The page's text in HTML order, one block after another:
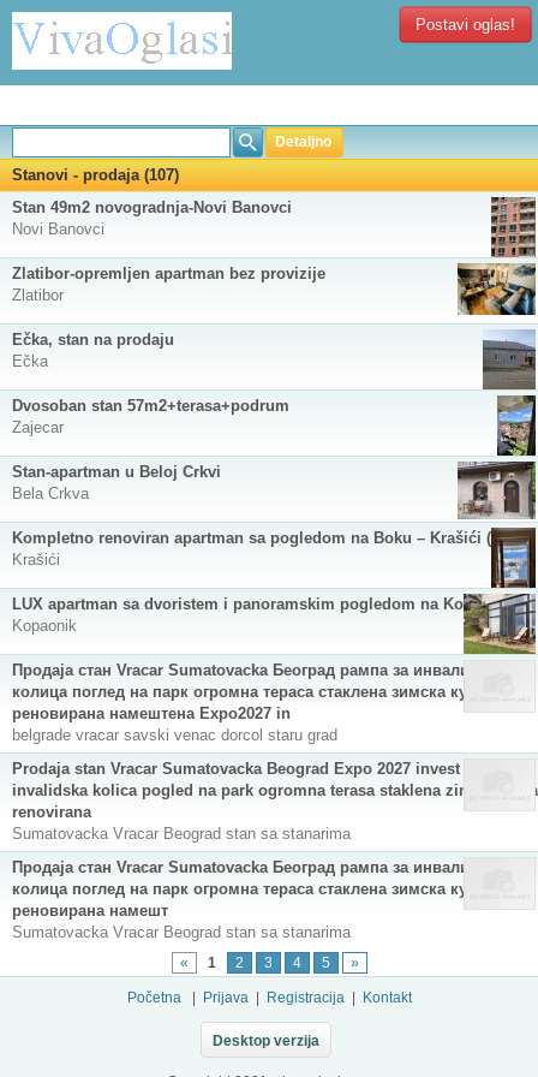
Postavi oglas!
Detaljno
Stanovi - prodaja (107)
Stan 49m2 novogradnja-Novi Banovci
Novi Banovci
Zlatibor-opremljen apartman bez provizije
Zlatibor
Ečka, stan na prodaju
Ečka
Dvosoban stan 57m2+terasa+podrum
Zajecar
Stan-apartman u Beloj Crkvi
Bela Crkva
Kompletno renoviran apartman sa pogledom na Boku – Krašići (52m²)
Krašići
LUX apartman sa dvoristem i panoramskim pogledom na Kopaoniku
Kopaonik
Продаја стан Vracar Sumatovacka Београд рампа за инвалидска
колица поглед на парк огромна тераса стаклена зимска кућа
реновирана намештена Expo2027 in
belgrade vracar savski venac dorcol staru grad
Prodaja stan Vracar Sumatovacka Beograd Expo 2027 invest rampa za
invalidska kolica pogled na park ogromna terasa staklena zimska kuća
renovirana
Sumatovacka Vracar Beograd stan sa stanarima
Продаја стан Vracar Sumatovacka Београд рампа за инвалидска
колица поглед на парк огромна тераса стаклена зимска кућа
реновирана намешт
Sumatovacka Vracar Beograd stan sa stanarima
« 1 2 3 4 5 »
Početna Prijava Registracija Kontakt
Desktop verzija